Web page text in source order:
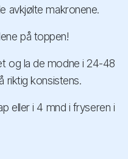
avkjølte makronene.
på toppen!
og la de modne i 24-48
riktig konsistens.
eller i 4 mnd i fryseren i